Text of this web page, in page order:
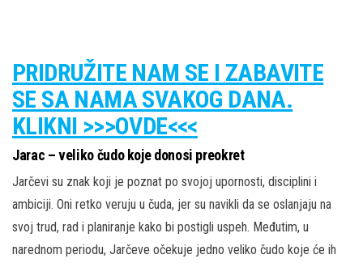
PRIDRUŽITE NAM SE I ZABAVITE
SE SA NAMA SVAKOG DANA.
KLIKNI >>>OVDE<<<
Jarac – veliko čudo koje donosi preokret
Jarčevi su znak koji je poznat po svojoj upornosti, disciplini i
ambiciji. Oni retko veruju u čuda, jer su navikli da se oslanjaju na
svoj trud, rad i planiranje kako bi postigli uspeh. Međutim, u
narednom periodu, Jarčeve očekuje jedno veliko čudo koje će ih